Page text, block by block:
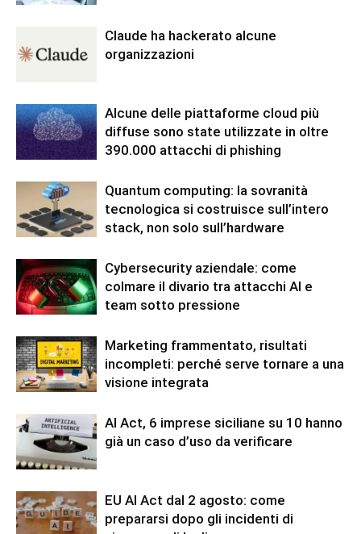
Claude ha hackerato alcune
organizzazioni
Alcune delle piattaforme cloud più
diffuse sono state utilizzate in oltre
390.000 attacchi di phishing
Quantum computing: la sovranità
tecnologica si costruisce sull’intero
stack, non solo sull’hardware
Cybersecurity aziendale: come
colmare il divario tra attacchi AI e
team sotto pressione
Marketing frammentato, risultati
incompleti: perché serve tornare a una
visione integrata
AI Act, 6 imprese siciliane su 10 hanno
già un caso d’uso da verificare
EU AI Act dal 2 agosto: come
prepararsi dopo gli incidenti di